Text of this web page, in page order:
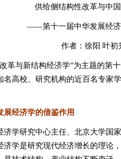
供给侧结构性改革与中
——第十一届中华发展经
作者：徐阳 叶初
与新结构经济学”为主题的第十
名高校、研究机构的近百名专家
经济学的借鉴作用
研究中心主任、北京大学国家
济学是研究现代经济增长的理论